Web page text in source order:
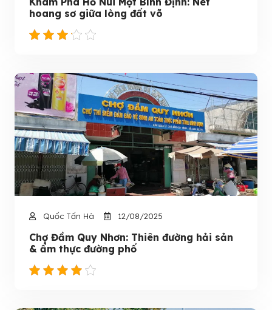
hoang sơ giữa lòng đất võ
Quốc Tấn Hà 12/08/2025
Chợ Đầm Quy Nhơn: Thiên đường hải sản
& ẩm thực đường phố